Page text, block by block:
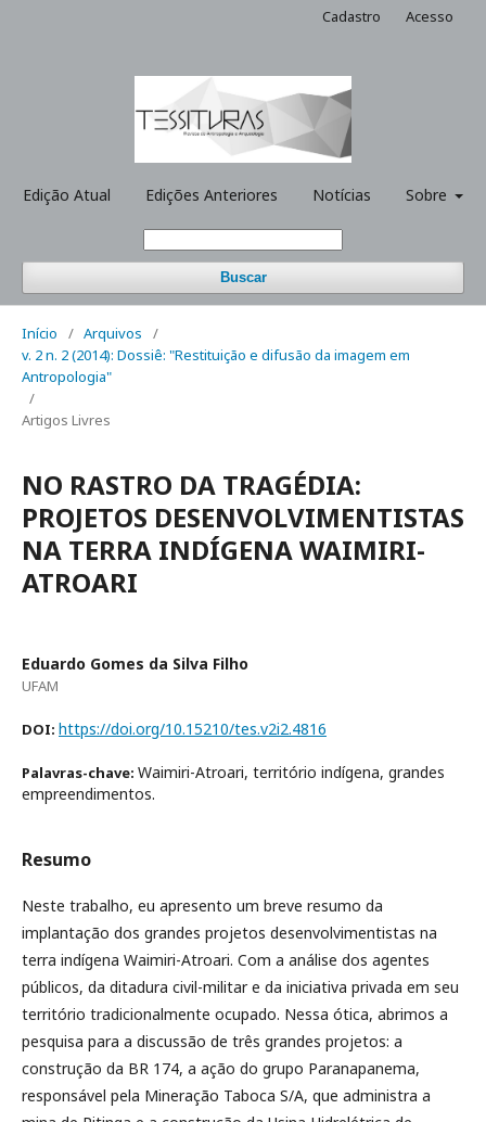
Edição Atual Edições Anteriores Notícias Sobre
Buscar
Cadastro Acesso
Início / Arquivos
/
v. 2 n. 2 (2014): Dossiê: "Restituição e difusão da imagem em
Antropologia"
/
Artigos Livres
NO RASTRO DA TRAGÉDIA:
PROJETOS DESENVOLVIMENTISTAS
NA TERRA INDÍGENA WAIMIRI-
ATROARI
Eduardo Gomes da Silva Filho
UFAM
DOI: https://doi.org/10.15210/tes.v2i2.4816
Palavras-chave: Waimiri-Atroari, território indígena, grandes
empreendimentos.
Resumo
Neste trabalho, eu apresento um breve resumo da
implantação dos grandes projetos desenvolvimentistas na
terra indígena Waimiri-Atroari. Com a análise dos agentes
públicos, da ditadura civil-militar e da iniciativa privada em seu
território tradicionalmente ocupado. Nessa ótica, abrimos a
pesquisa para a discussão de três grandes projetos: a
construção da BR 174, a ação do grupo Paranapanema,
responsável pela Mineração Taboca S/A, que administra a